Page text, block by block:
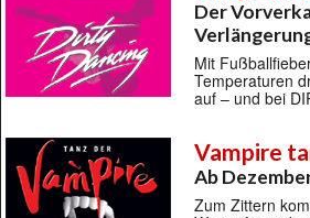
Der
Mit
Temperaturen
auf – und bei
Vampire
Ab
Zum Zittern